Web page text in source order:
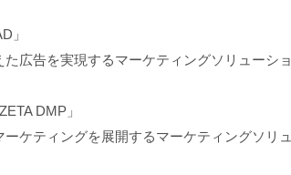
」
広告を実現するマーケティングソリューショ
DMP」
ティングを展開するマーケティングソリュ